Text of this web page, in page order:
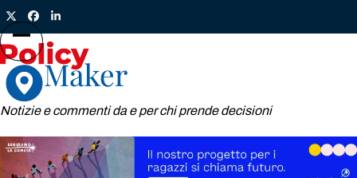
Skip
to
content
TwitterFacebook
LinkedIn
Notizie e commenti da e per chi prende decisioni
Open
mobile
menu
Close
mobile
menu